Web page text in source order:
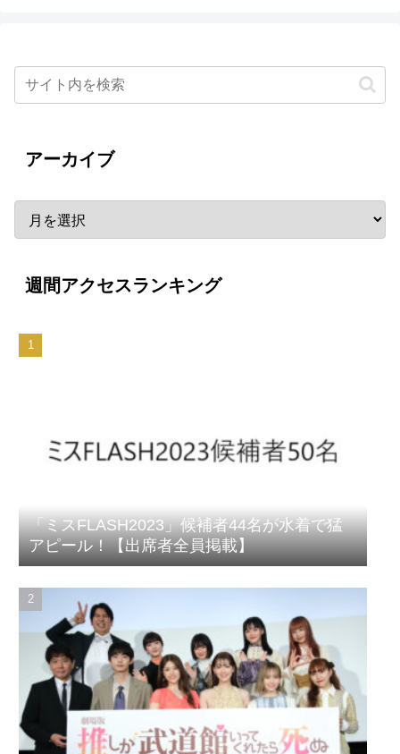
アーカイブ
週間アクセスランキング
「ミスFLASH2023」候補者44名が水着で猛
アピール！【出席者全員掲載】